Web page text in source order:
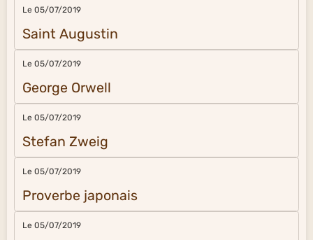
Le 05/07/2019
Saint Augustin
Le 05/07/2019
George Orwell
Le 05/07/2019
Stefan Zweig
Le 05/07/2019
Proverbe japonais
Le 05/07/2019